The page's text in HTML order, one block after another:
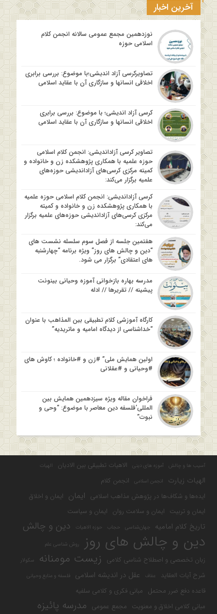
آخرین اخبار
نوزدهمین مجمع عمومی سالانه انجمن کلام
اسلامی حوزه
تصاویرکرسی آزاد اندیشی؛با موضوع: بررسی برابری
اخلاقی انسانها و سازگاری آن با عقاید اسلامی
کرسی آزاد اندیشی؛ با موضوع: بررسی برابری
اخلاقی انسانها و سازگاری آن با عقاید اسلامی
تصاویر کرسی آزاداندیشی: انجمن کلام اسلامی
حوزه علمیه با همکاری پژوهشکده زن و خانواده و
کمیته مرکزی کرسی‌های آزاداندیشی حوزه‌های
علمیه برگزار می‌کند:
کرسی آزاداندیشی: انجمن کلام اسلامی حوزه علمیه
با همکاری پژوهشکده زن و خانواده و کمیته
مرکزی کرسی‌های آزاداندیشی حوزه‌های علمیه برگزار
می‌کند:
هفتمین جلسه از فصل سوم سلسله نشست های
“دین و چالش های روز” ویژه برنامه “چهارشنبه
های اعتقادی” برگزار می شود.
مدرسه بهاره بازخوانی آموزه وحیانی بینونت
پیشینه // تقریرها // ادله
کارگاه آموزشی کلام تطبیقی بین المذاهب با عنوان
“خداشناسی از دیدگاه امامیه و ماتریدیه”
اولین همایش ملی” #زن و #خانواده ؛ کاوش های
#وحیانی و #عقلانی
فراخوان مقاله ویژه سیزدهمین همایش بین
المللی’فلسفه دین معاصر با موضوع: “وحی و
نبوت”
آسیب ها و چالش آموزه های دینی الاهیات تطبیقی بین الادیان الهیات
الهیات زیارت انجمن اسلامی
انجمن کلام
ایده‌ها و شکاف‌ها در پژوهش مذاهب اسلامی ایمان ایمان و اخلاق
ایمان و تربیت ایمان و سلامت روان ایمان و سیاست
تاریخ کلام امامیه جهان‌شناسی حجاب حوزه الاهیات دین و چالش
دین و چالش های روز روش شناسی علم
زبان تخصصی و اصطلاح شناسی کلامی زیست مومنانه سکولار
شرح آیات العقاید عفاف عقل در اندیشه اسلامی فلسفه و منابع وحیانی
قاعده دفع ضرر محتمل مبانی فکری و کلامی سلفیه
مبانی کلامی اخلاق و معنویت مجمع عمومی مدرسه پائیزه